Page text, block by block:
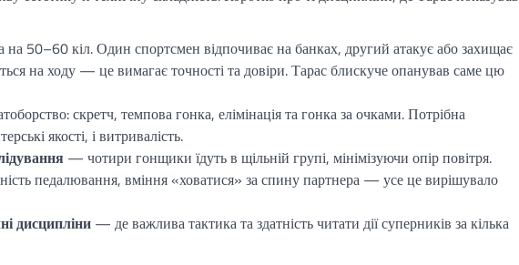
50–60 кіл. Один спортсмен відпочиває на банках, другий атакує або захищає
на ходу — це вимагає точності та довіри. Тарас блискуче опанував саме цю
скретч, темпова гонка, елімінація та гонка за очками. Потрібна
якості, і витривалість.
— чотири гонщики їдуть в щільній групі, мінімізуючи опір повітря.
педалювання, вміння «ховатися» за спину партнера — усе це вирішувало
дисципліни — де важлива тактика та здатність читати дії суперників за кілька